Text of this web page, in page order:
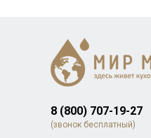
8 (800) 707-19-27
(звонок бесплатный)